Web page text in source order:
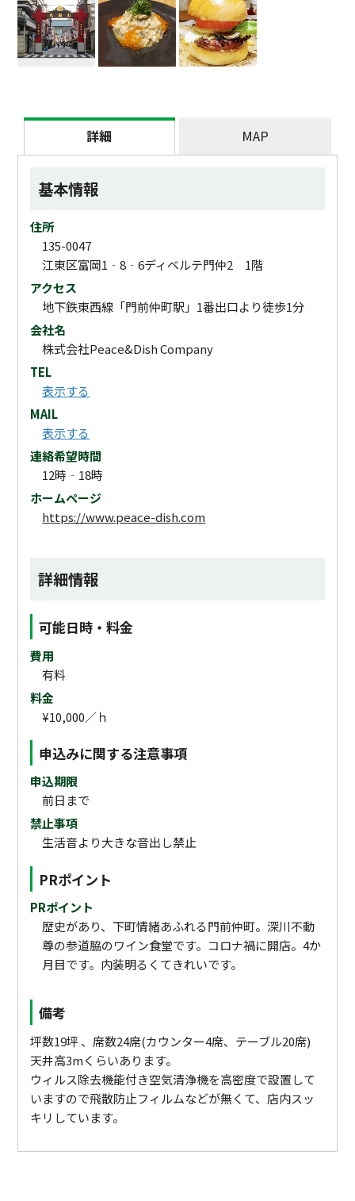
詳細 MAP
基本情報
住所
135-0047
江東区富岡1‐8‐6ディベルテ門仲2 1階
アクセス
地下鉄東西線「門前仲町駅」1番出口より徒歩1分
会社名
株式会社Peace&Dish Company
TEL
表示する
MAIL
表示する
連絡希望時間
12時‐18時
ホームページ
https://www.peace-dish.com
詳細情報
可能日時・料金
費用
有料
料金
¥10,000／ｈ
申込みに関する注意事項
申込期限
前日まで
禁止事項
生活音より大きな音出し禁止
PRポイント
PRポイント
歴史があり、下町情緒あふれる門前仲町。深川不動
尊の参道脇のワイン食堂です。コロナ禍に開店。4か
月目です。内装明るくてきれいです。
備考
坪数19坪 、席数24席(カウンター4席、テーブル20席)
天井高3mくらいあります。
ウィルス除去機能付き空気清浄機を高密度で設置して
いますので飛散防止フィルムなどが無くて、店内スッ
キリしています。